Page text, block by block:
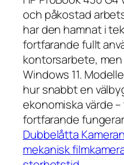
och påkostad
har den hamnat i
fortfarande fullt
kontorsarbete,
Windows 11.
hur snabbt en
ekonomiska värde
fortfarande
Dubbelåtta
mekanisk